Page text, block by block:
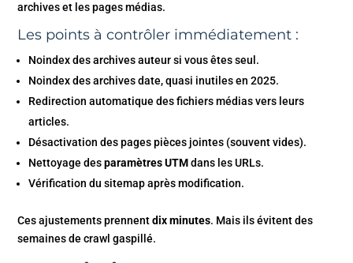
archives et les pages médias.
Les points à contrôler immédiatement :
Noindex des archives auteur si vous êtes seul.
Noindex des archives date, quasi inutiles en 2025.
Redirection automatique des fichiers médias vers leurs
articles.
Désactivation des pages pièces jointes (souvent vides).
Nettoyage desparamètres UTMdans les URLs.
Vérification du sitemap après modification.
Ces ajustements prennentdix minutes. Mais ils évitent des
semaines de crawl gaspillé.